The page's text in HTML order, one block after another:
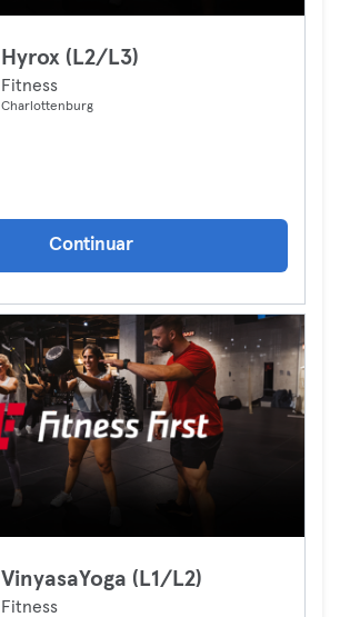
Hyrox (L2/L3)
Fitness
Charlottenburg
Continuar
VinyasaYoga (L1/L2)
Fitness